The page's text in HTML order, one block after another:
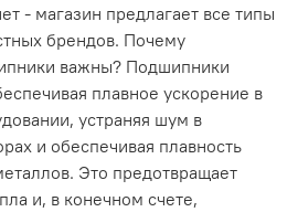
- магазин предлагает все типы
брендов. Почему
важны? Подшипники
плавное ускорение в
устраняя шум в
и обеспечивая плавность
Это предотвращает
и, в конечном счете,